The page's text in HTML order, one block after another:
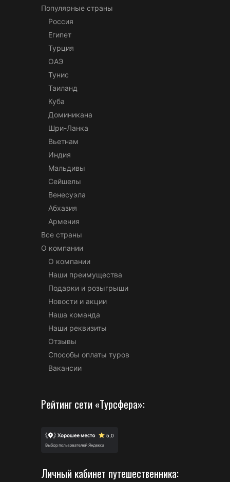
Популярные страны
Россия
Египет
Турция
ОАЭ
Тунис
Таиланд
Куба
Доминикана
Шри-Ланка
Вьетнам
Индия
Мальдивы
Сейшелы
Венесуэла
Абхазия
Армения
Все страны
О компании
О компании
Наши преимущества
Подарки и розыгрыши
Новости и акции
Наша команда
Наши реквизиты
Отзывы
Способы оплаты туров
Вакансии
Рейтинг сети «Турсфера»:
Личный кабинет путешественника: